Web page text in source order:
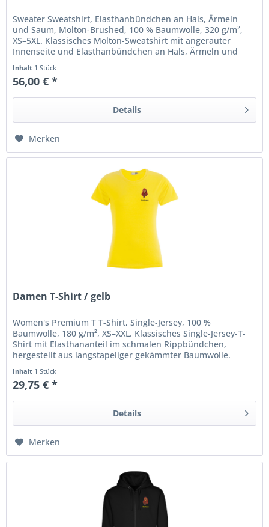
Sweater Sweatshirt, Elasthanbündchen an Hals, Ärmeln
und Saum, Molton-Brushed, 100 % Baumwolle, 320 g/m²,
XS–5XL. Klassisches Molton-Sweatshirt mit angerauter
Innenseite und Elasthanbündchen an Hals, Ärmeln und
Inhalt 1 Stück
56,00 € *
Details
Merken
Damen T-Shirt / gelb
Women's Premium T T-Shirt, Single-Jersey, 100 %
Baumwolle, 180 g/m², XS–XXL. Klassisches Single-Jersey-T-
Shirt mit Elasthananteil im schmalen Rippbündchen,
hergestellt aus langstapeliger gekämmter Baumwolle.
Inhalt 1 Stück
29,75 € *
Details
Merken